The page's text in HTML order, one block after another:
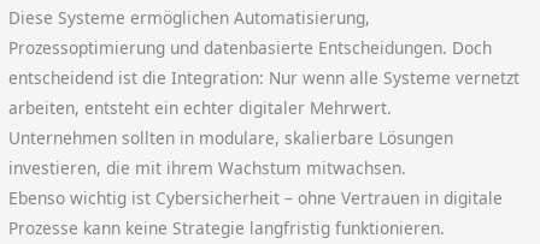
Diese Systeme ermöglichen Automatisierung,
Prozessoptimierung und datenbasierte Entscheidungen. Doch
entscheidend ist die Integration: Nur wenn alle Systeme vernetzt
arbeiten, entsteht ein echter digitaler Mehrwert.
Unternehmen sollten in modulare, skalierbare Lösungen
investieren, die mit ihrem Wachstum mitwachsen.
Ebenso wichtig ist Cybersicherheit – ohne Vertrauen in digitale
Prozesse kann keine Strategie langfristig funktionieren.